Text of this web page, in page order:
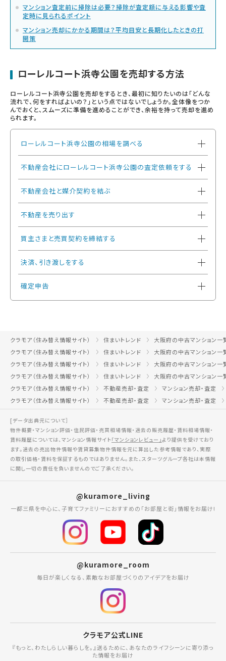
マンション査定前に掃除は必要？掃除が査定額に与える影響や査
定時に見られるポイント
マンション売却にかかる期間は？平均目安と長期化したときの打
開策
ローレルコート浜寺公園を売却する方法
ローレルコート浜寺公園を売却をするとき、最初に知りたいのは「どんな
流れで、何をすればよいの？」という点ではないでしょうか。全体像をつか
んでおくと、スムーズに準備を進めることができ、余裕を持って売却を進め
られます。
ローレルコート浜寺公園の相場を調べる
不動産会社にローレルコート浜寺公園の査定依頼をする
不動産会社と媒介契約を結ぶ
不動産を売り出す
買主さまと売買契約を締結する
決済、引き渡しをする
確定申告
クラモア（住み替え情報サイト） 住まいトレンド
大阪府の中古マンション一
クラモア（住み替え情報サイト）
住まいトレンド
大阪府の中古マンション一
クラモア（住み替え情報サイト）
住まいトレンド
大阪府の中古マンション一
クラモア（住み替え情報サイト）
住まいトレンド
大阪府の中古マンション一
クラモア（住み替え情報サイト）
不動産売却・査定
マンション売却・査定
クラモア（住み替え情報サイト）
不動産売却・査定 マンション売却・査定
[データ出典元について］
物件概要・マンション評価・住民評価・売買相場情報・過去の販売履歴・賃料相場情報・
賃料履歴については、マンション情報サイト「マンションレビュー」より提供を受けており
ます。過去の売出物件情報や賃貸募集物件情報を元に算出した参考情報であり、実際
の取引価格・賃料を保証するものではありません。また、スターツグループ各社は本情報
に関し一切の責任を負いませんのでご了承ください。
@kuramore_living
一都三県を中心に、子育てファミリーにおすすめの「お部屋と街」情報をお届け!
@kuramore_room
毎日が楽しくなる、素敵なお部屋づくりのアイデアをお届け
クラモア公式LINE
『もっと、わたしらしい暮らしを。』送るために、あなたのライフシーンに寄り添っ
た情報をお届け